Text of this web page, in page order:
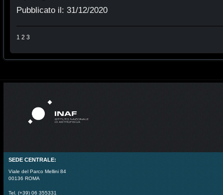
Pubblicato il: 31/12/2020
1 2 3
SEDE CENTRALE:
Viale del Parco Mellini 84
00136 ROMA
Tel. (+39) 06 355331